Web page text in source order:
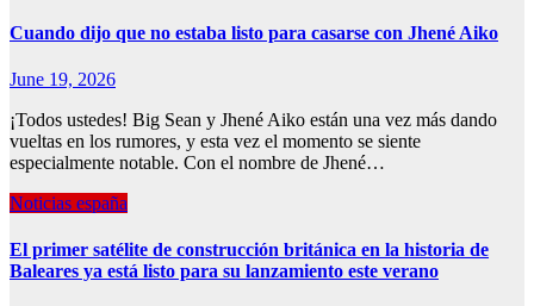
Cuando dijo que no estaba listo para casarse con Jhené Aiko
June 19, 2026
¡Todos ustedes! Big Sean y Jhené Aiko están una vez más dando
vueltas en los rumores, y esta vez el momento se siente
especialmente notable. Con el nombre de Jhené…
Noticias españa
El primer satélite de construcción británica en la historia de
Baleares ya está listo para su lanzamiento este verano